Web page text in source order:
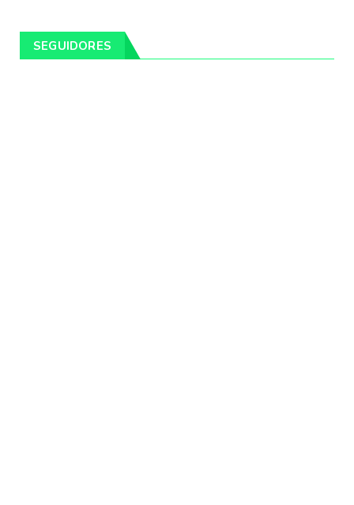
Pintores da Temática Gauchesca - parte
SEGUIDORES